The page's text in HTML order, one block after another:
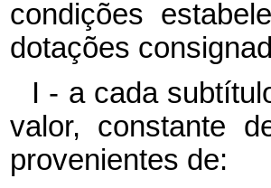
condições
dotações
I - a cada
valor, constante
provenientes de: